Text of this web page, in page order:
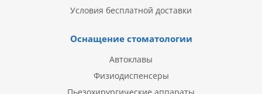
Условия бесплатной доставки
Оснащение стоматологии
Автоклавы
Физиодиспенсеры